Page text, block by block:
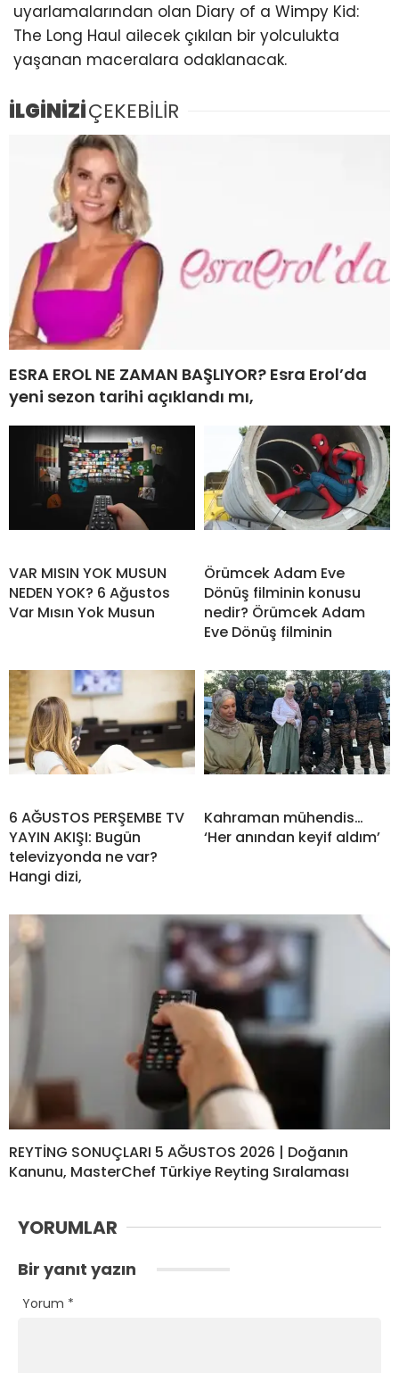
uyarlamalarından olan Diary of a Wimpy Kid:
The Long Haul ailecek çıkılan bir yolculukta
yaşanan maceralara odaklanacak.
İLGİNİZİÇEKEBİLİR
ESRA EROL NE ZAMAN BAŞLIYOR? Esra Erol’da
yeni sezon tarihi açıklandı mı,
VAR MISIN YOK MUSUN
NEDEN YOK? 6 Ağustos
Var Mısın Yok Musun
Örümcek Adam Eve
Dönüş filminin konusu
nedir? Örümcek Adam
Eve Dönüş filminin
6 AĞUSTOS PERŞEMBE TV
YAYIN AKIŞI: Bugün
televizyonda ne var?
Hangi dizi,
Kahraman mühendis…
‘Her anından keyif aldım’
REYTİNG SONUÇLARI 5 AĞUSTOS 2026 | Doğanın
Kanunu, MasterChef Türkiye Reyting Sıralaması
YORUMLAR
Bir yanıt yazın
Yorum *